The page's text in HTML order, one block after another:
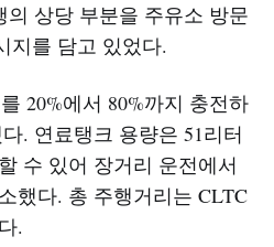
의 상당 부분을 주유소 방문
지를 담고 있었다.
20%에서 80%까지 충전하
. 연료탱크 용량은 51리터
수 있어 장거리 운전에서
했다. 총 주행거리는 CLTC
.